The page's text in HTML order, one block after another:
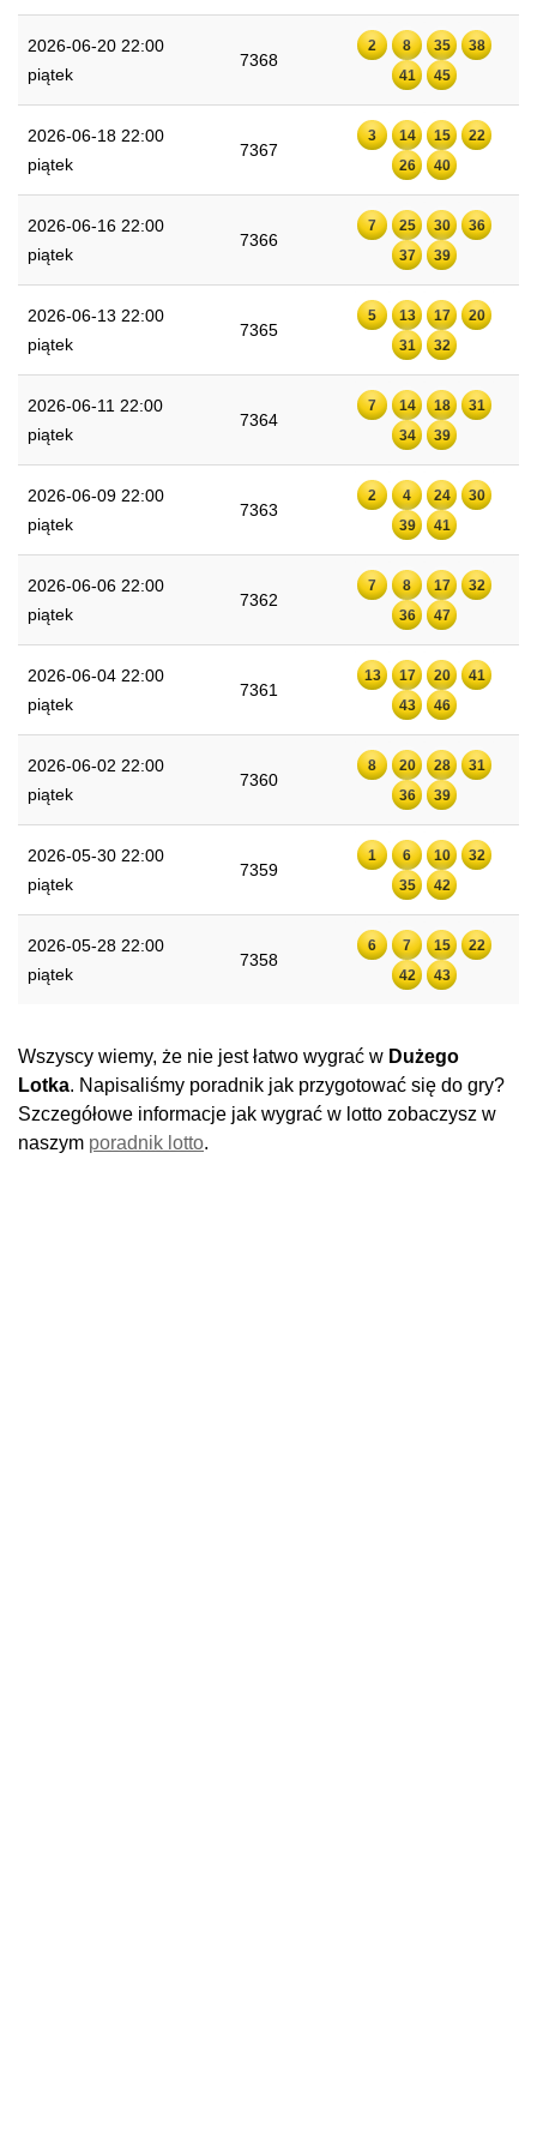
2026-06-20 22:00
piątek
7368
2 8 35
38
41
45
2026-06-18 22:00
piątek
7367
3 14 15
22
26
40
2026-06-16 22:00
piątek
7366
7 25 30
36
37
39
2026-06-13 22:00
piątek
7365
5 13 17
20
31
32
2026-06-11 22:00
piątek
7364
7 14 18
31
34
39
2026-06-09 22:00
piątek
7363
2 4 24
30
39
41
2026-06-06 22:00
piątek
7362
7 8 17
32
36
47
2026-06-04 22:00
piątek
7361
13 17 20
41
43
46
2026-06-02 22:00
piątek
7360
8 20 28
31
36
39
2026-05-30 22:00
piątek
7359
1 6 10
32
35
42
2026-05-28 22:00
piątek
7358
6 7 15
22
42
43
Wszyscy wiemy, że nie jest łatwo wygrać w Dużego
Lotka. Napisaliśmy poradnik jak przygotować się do gry?
Szczegółowe informacje jak wygrać w lotto zobaczysz w
naszym poradnik lotto.